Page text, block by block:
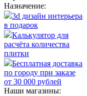
Назначение:
3d дизайн интерьера
в подарок
Калькулятор для
расчёта количества
плитки
Бесплатная доставка
по городу при заказе
от 30 000 рублей
Наши магазины: